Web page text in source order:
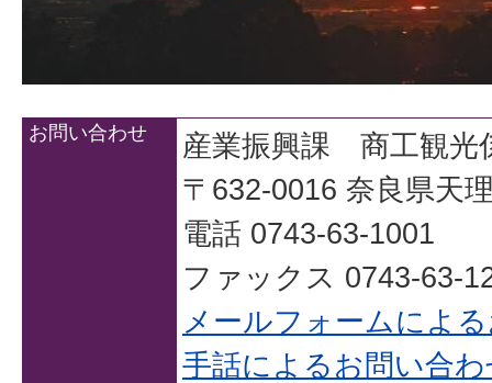
お問い合わせ
産業振興課 商工観光
〒632-0016 奈良県天
電話 0743-63-1001
ファックス 0743-63-
メールフォームによ
手話によるお問い合